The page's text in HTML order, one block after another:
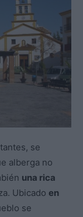
se
alberga no
una rica
Ubicado en
se